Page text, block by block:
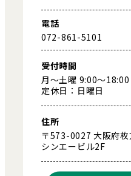
電話
072-861-5101
受付時間
月～土曜 9:00～18:00
定休日：日曜日
住所
〒573-0027 大阪府
シンエービル2F